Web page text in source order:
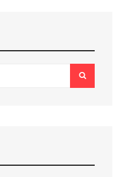
SEARCH